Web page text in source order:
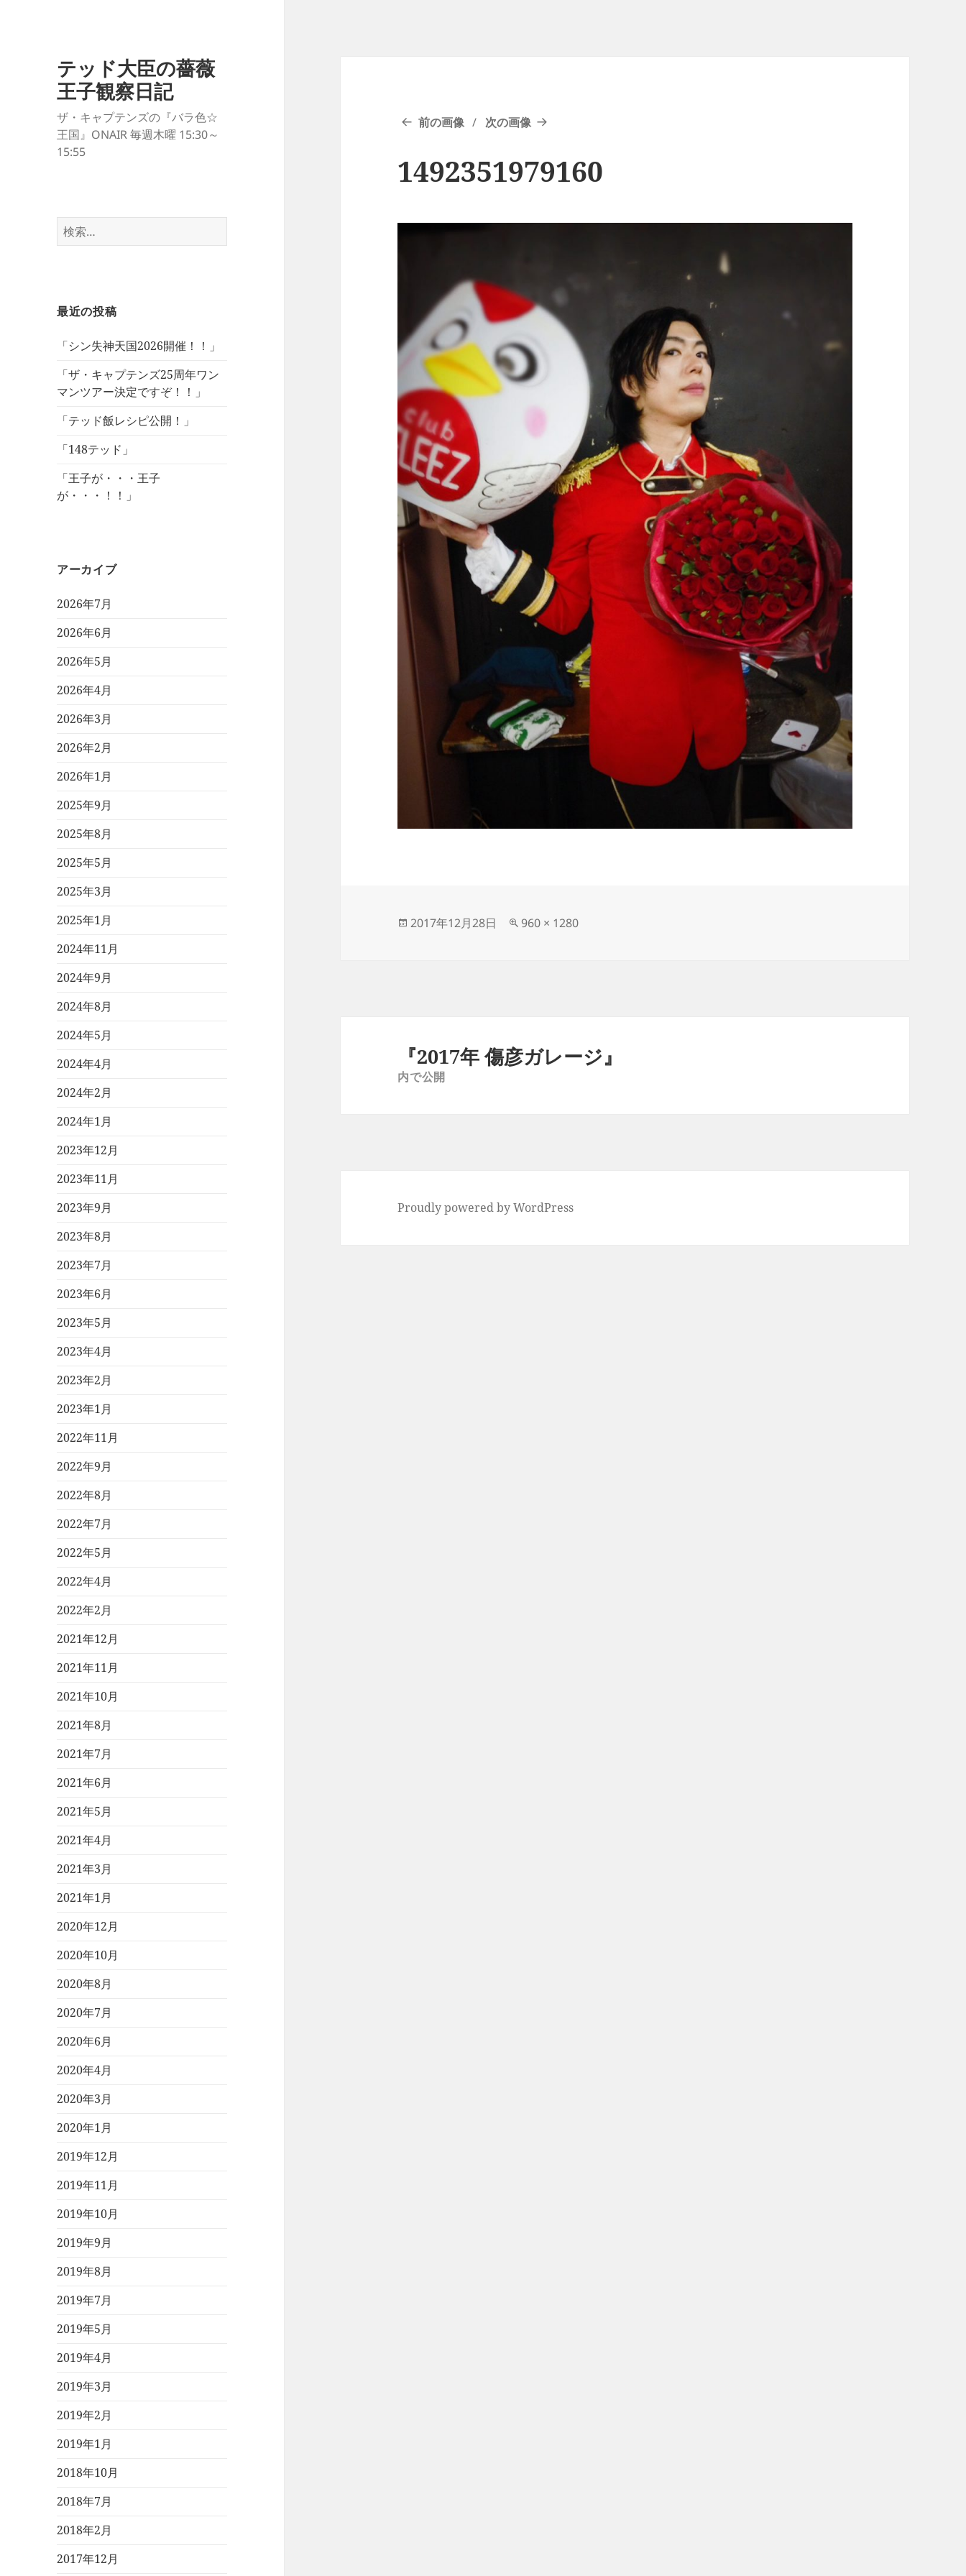
テッド大臣の薔薇
王子観察日記
ザ・キャプテンズの『バラ色☆
王国』ONAIR 毎週木曜 15:30～
15:55
検
索:
最近の投稿
「シン失神天国2026開催！！」
「ザ・キャプテンズ25周年ワン
マンツアー決定ですぞ！！」
「テッド飯レシピ公開！」
「148テッド」
「王子が・・・王子
が・・・！！」
アーカイブ
2026年7月
2026年6月
2026年5月
2026年4月
2026年3月
2026年2月
2026年1月
2025年9月
2025年8月
2025年5月
2025年3月
2025年1月
2024年11月
2024年9月
2024年8月
2024年5月
2024年4月
2024年2月
2024年1月
2023年12月
2023年11月
2023年9月
2023年8月
2023年7月
2023年6月
2023年5月
2023年4月
2023年2月
2023年1月
2022年11月
2022年9月
2022年8月
2022年7月
2022年5月
2022年4月
2022年2月
2021年12月
2021年11月
2021年10月
2021年8月
2021年7月
2021年6月
2021年5月
2021年4月
2021年3月
2021年1月
2020年12月
2020年10月
2020年8月
2020年7月
2020年6月
2020年4月
2020年3月
2020年1月
2019年12月
2019年11月
2019年10月
2019年9月
2019年8月
2019年7月
2019年5月
2019年4月
2019年3月
2019年2月
2019年1月
2018年10月
2018年7月
2018年2月
2017年12月
前の画像 次の画像
1492351979160
投
2017年12月28日
フ
960 × 1280
『2017年 傷彦ガレージ』
内で公開
Proudly powered by WordPress